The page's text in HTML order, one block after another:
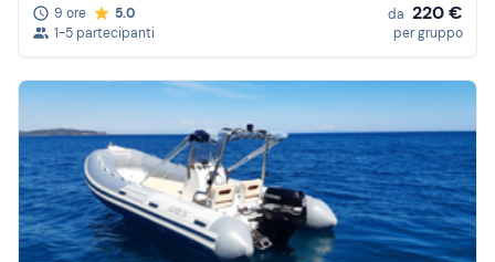
9 ore
5.0
1-5 partecipanti
da 220 €
per gruppo